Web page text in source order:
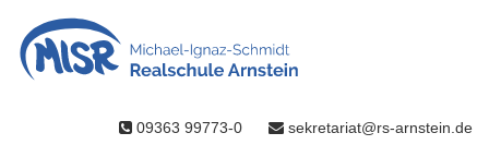
09363 99773-0 sekretariat@rs-arnstein.de